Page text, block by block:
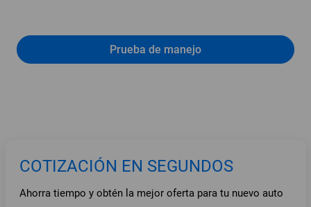
Prueba de manejo
COTIZACIÓN EN SEGUNDOS
Ahorra tiempo y obtén la mejor oferta para tu nuevo auto